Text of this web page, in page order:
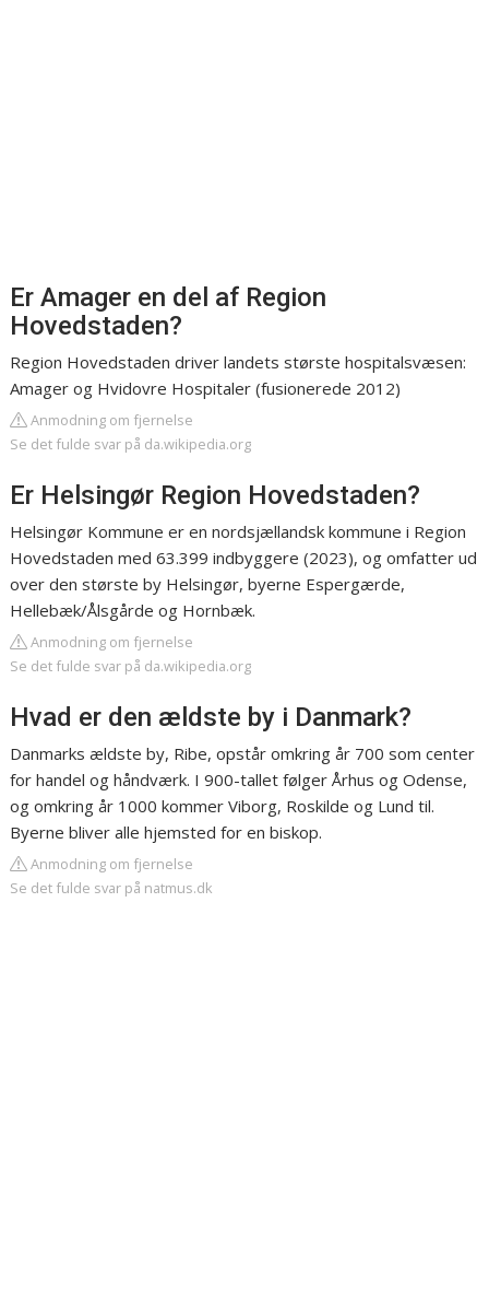
Er Amager en del af Region
Hovedstaden?
Region Hovedstaden driver landets største hospitalsvæsen:
Amager og Hvidovre Hospitaler (fusionerede 2012)
Anmodning om fjernelse
Se det fulde svar på da.wikipedia.org
Er Helsingør Region Hovedstaden?
Helsingør Kommune er en nordsjællandsk kommune i Region
Hovedstaden med 63.399 indbyggere (2023), og omfatter ud
over den største by Helsingør, byerne Espergærde,
Hellebæk/Ålsgårde og Hornbæk.
Anmodning om fjernelse
Se det fulde svar på da.wikipedia.org
Hvad er den ældste by i Danmark?
Danmarks ældste by, Ribe, opstår omkring år 700 som center
for handel og håndværk. I 900-tallet følger Århus og Odense,
og omkring år 1000 kommer Viborg, Roskilde og Lund til.
Byerne bliver alle hjemsted for en biskop.
Anmodning om fjernelse
Se det fulde svar på natmus.dk